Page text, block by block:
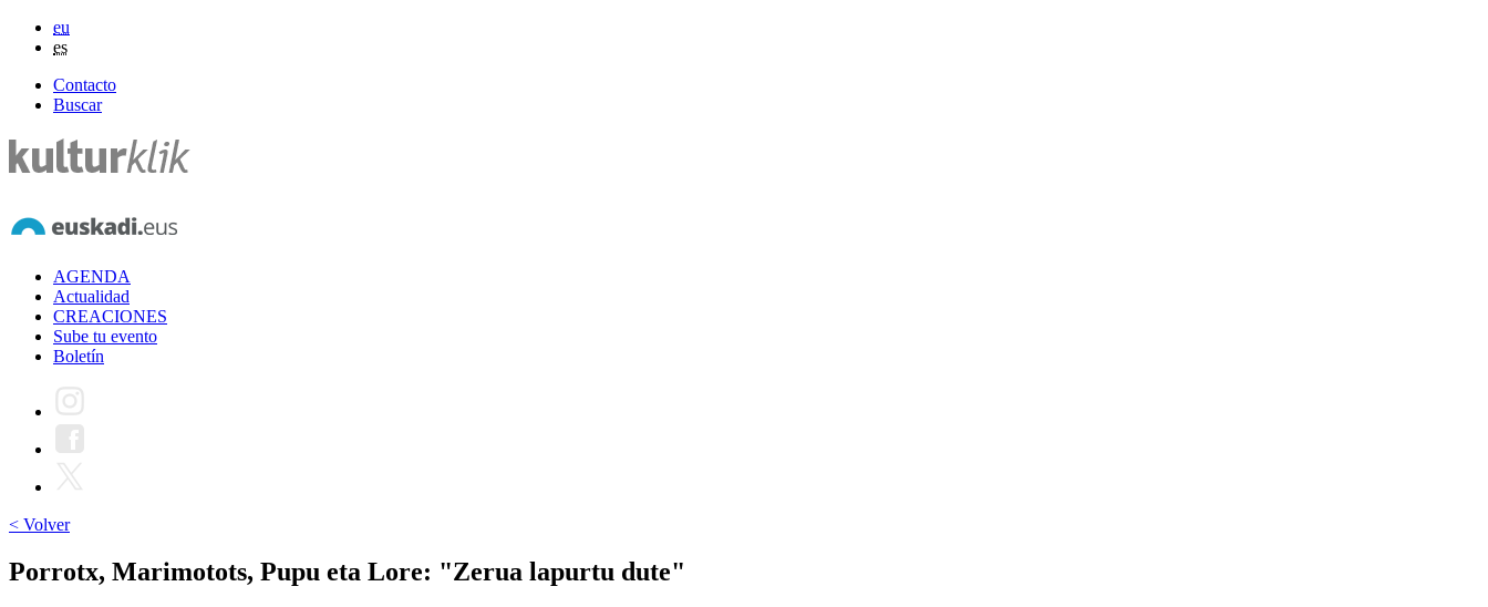
eu
es
Contacto
Buscar
AGENDA
Actualidad
CREACIONES
Sube tu evento
Boletín
< Volver
Porrotx, Marimotots, Pupu eta Lore: "Zerua lapurtu dute"